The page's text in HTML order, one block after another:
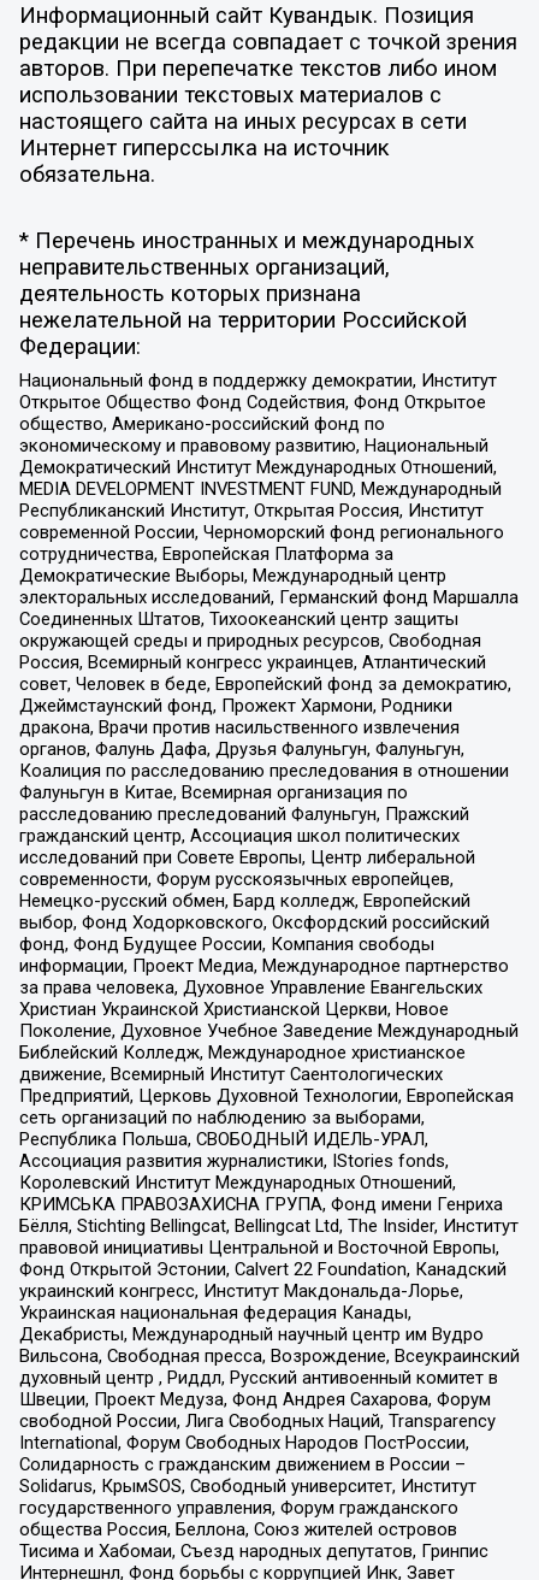
Информационный сайт Кувандык. Позиция
редакции не всегда совпадает с точкой зрения
авторов. При перепечатке текстов либо ином
использовании текстовых материалов с
настоящего сайта на иных ресурсах в сети
Интернет гиперссылка на источник
обязательна.
* Перечень иностранных и международных
неправительственных организаций,
деятельность которых признана
нежелательной на территории Российской
Федерации:
Национальный фонд в поддержку демократии, Институт
Открытое Общество Фонд Содействия, Фонд Открытое
общество, Американо-российский фонд по
экономическому и правовому развитию, Национальный
Демократический Институт Международных Отношений,
MEDIA DEVELOPMENT INVESTMENT FUND, Международный
Республиканский Институт, Открытая Россия, Институт
современной России, Черноморский фонд регионального
сотрудничества, Европейская Платформа за
Демократические Выборы, Международный центр
электоральных исследований, Германский фонд Маршалла
Соединенных Штатов, Тихоокеанский центр защиты
окружающей среды и природных ресурсов, Свободная
Россия, Всемирный конгресс украинцев, Атлантический
совет, Человек в беде, Европейский фонд за демократию,
Джеймстаунский фонд, Прожект Хармони, Родники
дракона, Врачи против насильственного извлечения
органов, Фалунь Дафа, Друзья Фалуньгун, Фалуньгун,
Коалиция по расследованию преследования в отношении
Фалуньгун в Китае, Всемирная организация по
расследованию преследований Фалуньгун, Пражский
гражданский центр, Ассоциация школ политических
исследований при Совете Европы, Центр либеральной
современности, Форум русскоязычных европейцев,
Немецко-русский обмен, Бард колледж, Европейский
выбор, Фонд Ходорковского, Оксфордский российский
фонд, Фонд Будущее России, Компания свободы
информации, Проект Медиа, Международное партнерство
за права человека, Духовное Управление Евангельских
Христиан Украинской Христианской Церкви, Новое
Поколение, Духовное Учебное Заведение Международный
Библейский Колледж, Международное христианское
движение, Всемирный Институт Саентологических
Предприятий, Церковь Духовной Технологии, Европейская
сеть организаций по наблюдению за выборами,
Республика Польша, СВОБОДНЫЙ ИДЕЛЬ-УРАЛ,
Ассоциация развития журналистики, IStories fonds,
Королевский Институт Международных Отношений,
КРИМСЬКА ПРАВОЗАХИСНА ГРУПА, Фонд имени Генриха
Бёлля, Stichting Bellingcat, Bellingcat Ltd, The Insider, Институт
правовой инициативы Центральной и Восточной Европы,
Фонд Открытой Эстонии, Calvert 22 Foundation, Канадский
украинский конгресс, Институт Макдональда-Лорье,
Украинская национальная федерация Канады,
Декабристы, Международный научный центр им Вудро
Вильсона, Свободная пресса, Возрождение, Всеукраинский
духовный центр , Риддл, Русский антивоенный комитет в
Швеции, Проект Медуза, Фонд Андрея Сахарова, Форум
свободной России, Лига Свободных Наций, Transparеncy
International, Форум Свободных Народов ПостРоссии,
Солидарность с гражданским движением в России –
Solidarus, КрымSOS, Свободный университет, Институт
государственного управления, Форум гражданского
общества Россия, Беллона, Союз жителей островов
Тисима и Хабомаи, Съезд народных депутатов, Гринпис
Интернешнл, Фонд борьбы с коррупцией Инк, Завет